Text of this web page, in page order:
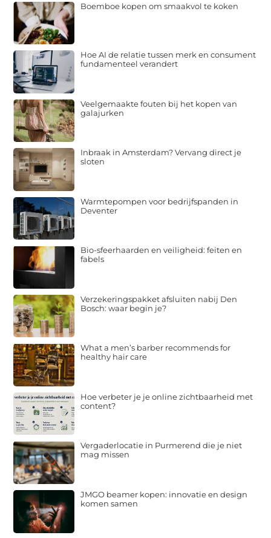
Boemboe kopen om smaakvol te koken
Hoe AI de relatie tussen merk en consument
fundamenteel verandert
Veelgemaakte fouten bij het kopen van
galajurken
Inbraak in Amsterdam? Vervang direct je
sloten
Warmtepompen voor bedrijfspanden in
Deventer
Bio-sfeerhaarden en veiligheid: feiten en
fabels
Verzekeringspakket afsluiten nabij Den
Bosch: waar begin je?
What a men’s barber recommends for
healthy hair care
Hoe verbeter je je online zichtbaarheid met
content?
Vergaderlocatie in Purmerend die je niet
mag missen
JMGO beamer kopen: innovatie en design
komen samen